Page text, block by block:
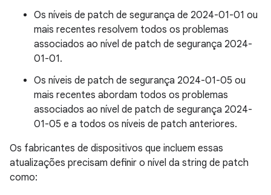
Os níveis de patch de segurança de 2024-01-01 ou
mais recentes resolvem todos os problemas
associados ao nível de patch de segurança 2024-
01-01.
Os níveis de patch de segurança 2024-01-05 ou
mais recentes abordam todos os problemas
associados ao nível de patch de segurança 2024-
01-05 e a todos os níveis de patch anteriores.
Os fabricantes de dispositivos que incluem essas
atualizações precisam definir o nível da string de patch
como: